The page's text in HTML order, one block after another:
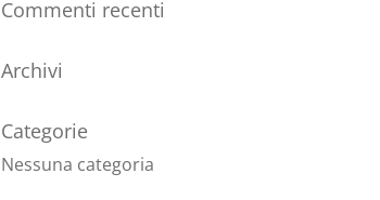
Commenti recenti
Archivi
Categorie
Nessuna categoria